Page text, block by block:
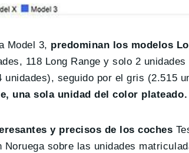
Model 3, predominan los modelos
118 Long Range y solo 2 unidades
unidades), seguido por el gris (2.515
una sola unidad del color plateado.
y precisos de los coches
sobre las unidades